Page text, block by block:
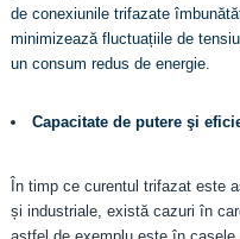
de conexiunile trifazate
minimizează fluctuațiile de
un consum redus de energie.
Capacitate de putere şi
În timp ce curentul trifazat este
și industriale, există cazuri în